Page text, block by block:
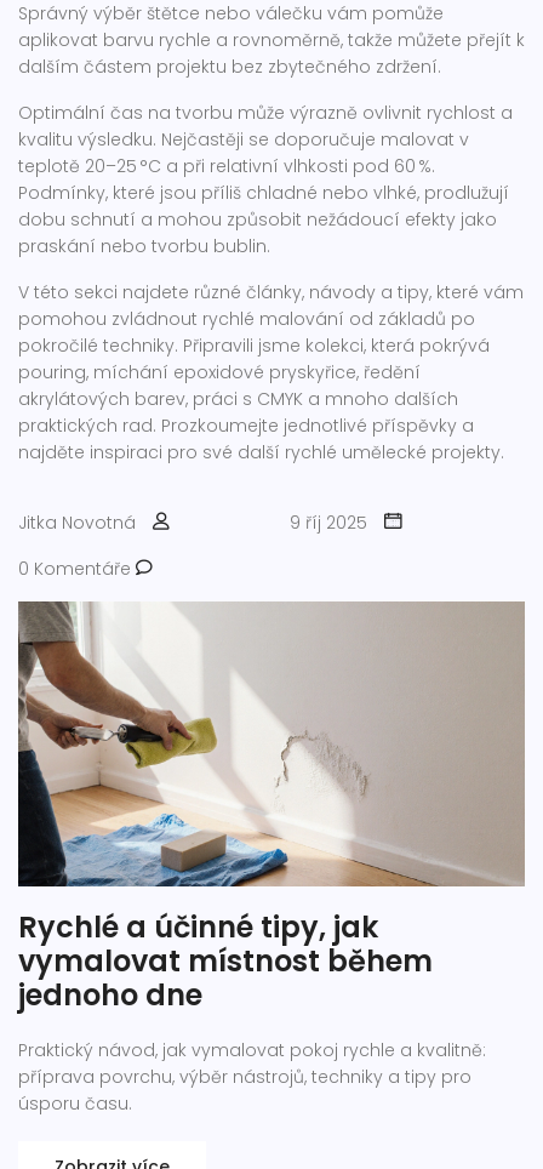
Správný výběr štětce nebo válečku vám pomůže
aplikovat barvu rychle a rovnoměrně, takže můžete přejít k
dalším částem projektu bez zbytečného zdržení.
Optimální čas na tvorbu může výrazně ovlivnit rychlost a
kvalitu výsledku. Nejčastěji se doporučuje malovat v
teplotě 20–25 °C a při relativní vlhkosti pod 60 %.
Podmínky, které jsou příliš chladné nebo vlhké, prodlužují
dobu schnutí a mohou způsobit nežádoucí efekty jako
praskání nebo tvorbu bublin.
V této sekci najdete různé články, návody a tipy, které vám
pomohou zvládnout rychlé malování od základů po
pokročilé techniky. Připravili jsme kolekci, která pokrývá
pouring, míchání epoxidové pryskyřice, ředění
akrylátových barev, práci s CMYK a mnoho dalších
praktických rad. Prozkoumejte jednotlivé příspěvky a
najděte inspiraci pro své další rychlé umělecké projekty.
Jitka Novotná
9 říj 2025
0 Komentáře
Rychlé a účinné tipy, jak
vymalovat místnost během
jednoho dne
Praktický návod, jak vymalovat pokoj rychle a kvalitně:
příprava povrchu, výběr nástrojů, techniky a tipy pro
úsporu času.